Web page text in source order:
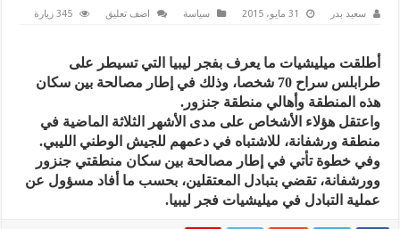
سعيد بدر 31 مايو، 2015 سياسة اضف تعليق 345 زيارة
أطلقت ميليشيات ما يعرف بفجر ليبيا التي تسيطر على
طرابلس سراح 70 شخصا، وذلك في إطار مصالحة بين سكان
هذه المنطقة وأهالي منطقة جنزور.
واعتقل هؤلاء الأشخاص على مدى الأشهر الثلاثة الماضية في
منطقة ورشفانة، للاشتباه في دعمهم للجيش الوطني الليبي.
وفي خطوة تأتي في إطار مصالحة بين سكان منطقتي جنزور
وورشفانة، تقضي بتبادل المعتقلين، بحسب ما أفاد مسؤول عن
عملية التبادل في ميليشيات فجر ليبيا.